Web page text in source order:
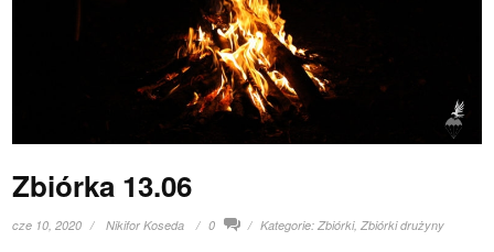
Zbiórka 13.06
cze 10, 2020 Nikifor Koseda 0 Kategorie:Zbiórki,Zbiórki drużyny